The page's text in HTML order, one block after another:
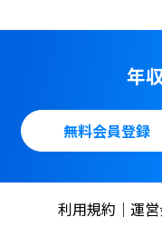
年
無料会員登録
利用規約 運